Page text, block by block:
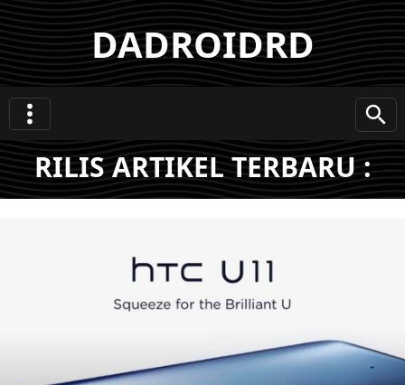
DADROIDRD
RILIS ARTIKEL TERBARU :